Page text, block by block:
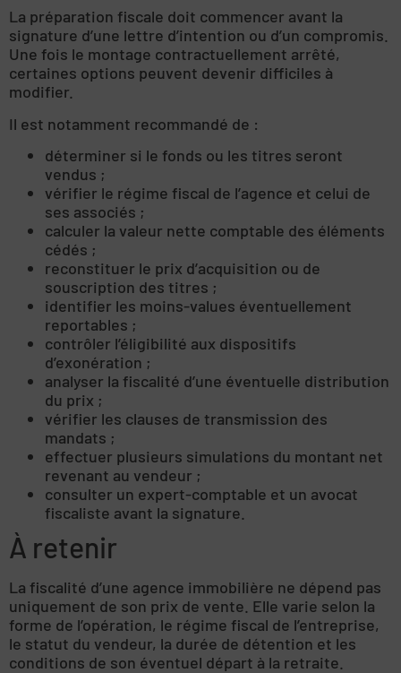
La préparation fiscale doit commencer avant la
signature d’une lettre d’intention ou d’un compromis.
Une fois le montage contractuellement arrêté,
certaines options peuvent devenir difficiles à
modifier.
Il est notamment recommandé de :
déterminer si le fonds ou les titres seront
vendus ;
vérifier le régime fiscal de l’agence et celui de
ses associés ;
calculer la valeur nette comptable des éléments
cédés ;
reconstituer le prix d’acquisition ou de
souscription des titres ;
identifier les moins-values éventuellement
reportables ;
contrôler l’éligibilité aux dispositifs
d’exonération ;
analyser la fiscalité d’une éventuelle distribution
du prix ;
vérifier les clauses de transmission des
mandats ;
effectuer plusieurs simulations du montant net
revenant au vendeur ;
consulter un expert-comptable et un avocat
fiscaliste avant la signature.
À retenir
La fiscalité d’une agence immobilière ne dépend pas
uniquement de son prix de vente. Elle varie selon la
forme de l’opération, le régime fiscal de l’entreprise,
le statut du vendeur, la durée de détention et les
conditions de son éventuel départ à la retraite.